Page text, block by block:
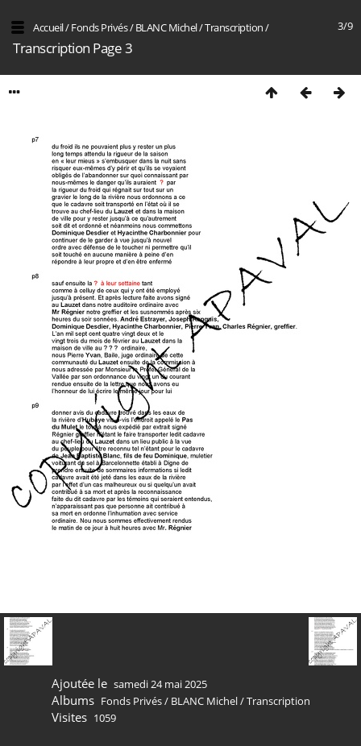
3/9
Accueil/Fonds Privés/BLANC Michel/Transcription/
Transcription Page 3
Ajoutée le samedi 24 mai 2025
Albums Fonds Privés/ BLANC Michel/Transcription
Visites 1059